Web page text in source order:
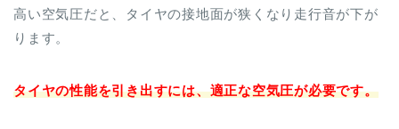
高い空気圧だと、タイヤの接地面が狭くなり走行音が下が
ります。
タイヤの性能を引き出すには、適正な空気圧が必要です。